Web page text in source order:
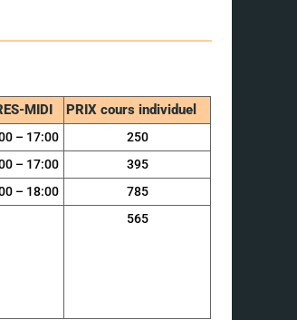
MIDI
PRIX cours individuel
– 17:00 250
– 17:00 395
– 18:00 785
565